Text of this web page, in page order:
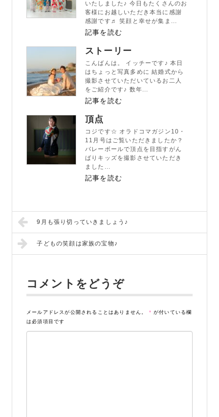
いたしました♪ 今日もたくさんのお
客様にお越しいただき本当に感謝
感謝です♬ 笑顔と幸せが集ま...
記事を読む
ストーリー
こんばんは。 イッチーです♪ 本日
はちょっと写真多めに 結婚式から
撮影させていただいているお二人
をご紹介です♪ 数年...
記事を読む
頂点
コジです☆ オラドコマガジン10・
11月号はご覧いただきましたか？
バレーボールで頂点を目指すがん
ばりキッズを撮影させていただき
ました...
記事を読む
9月も張り切っていきましょう♪
子どもの笑顔は家族の宝物♪
コメントをどうぞ
メールアドレスが公開されることはありません。 * が付いている欄
は必須項目です